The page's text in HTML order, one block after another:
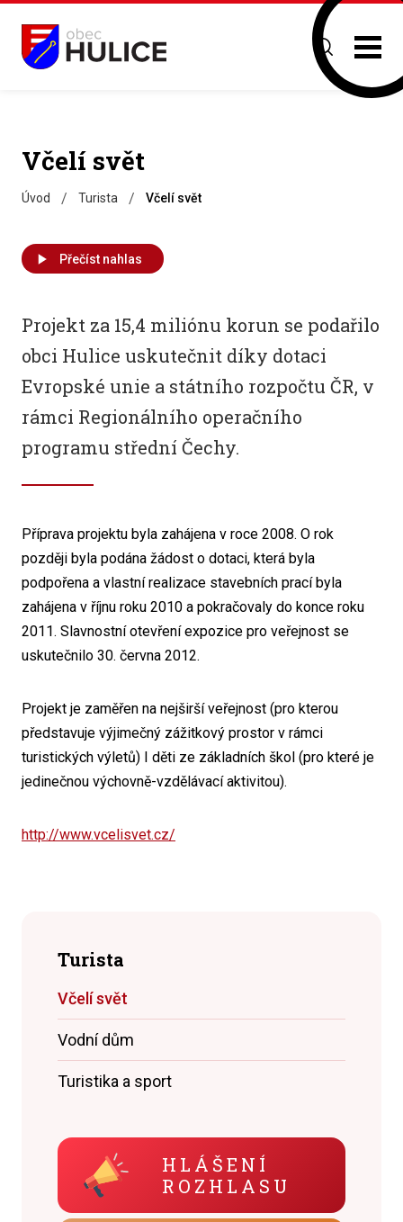
Včelí svět
Úvod / Turista / Včelí svět
Přečíst nahlas
Projekt za 15,4 miliónu korun se podařilo
obci Hulice uskutečnit díky dotaci
Evropské unie a státního rozpočtu ČR, v
rámci Regionálního operačního
programu střední Čechy.
Příprava projektu byla zahájena v roce 2008. O rok
později byla podána žádost o dotaci, která byla
podpořena a vlastní realizace stavebních prací byla
zahájena v říjnu roku 2010 a pokračovaly do konce roku
2011. Slavnostní otevření expozice pro veřejnost se
uskutečnilo 30. června 2012.
Projekt je zaměřen na nejširší veřejnost (pro kterou
představuje výjimečný zážitkový prostor v rámci
turistických výletů) I děti ze základních škol (pro které je
jedinečnou výchovně-vzdělávací aktivitou).
http://www.vcelisvet.cz/
Turista
Včelí svět
Vodní dům
Turistika a sport
HLÁŠENÍ
ROZHLASU